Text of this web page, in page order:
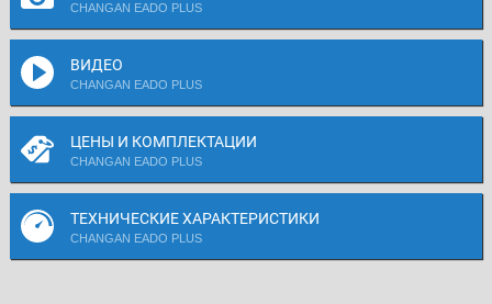
CHANGAN EADO PLUS
ВИДЕО
CHANGAN EADO PLUS
ЦЕНЫ И КОМПЛЕКТАЦИИ
CHANGAN EADO PLUS
ТЕХНИЧЕСКИЕ ХАРАКТЕРИСТИКИ
CHANGAN EADO PLUS